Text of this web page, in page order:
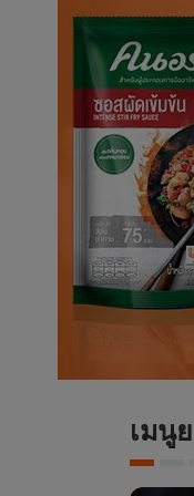
เมนู